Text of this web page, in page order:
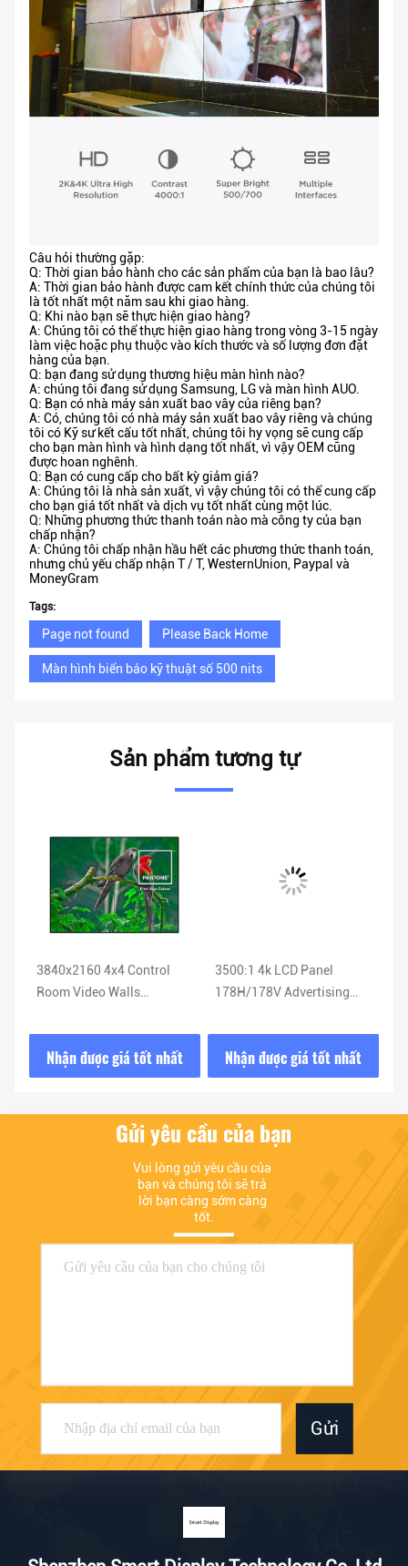
Câu hỏi thường gặp:
Q: Thời gian bảo hành cho các sản phẩm của bạn là bao lâu?
A: Thời gian bảo hành được cam kết chính thức của chúng tôi
là tốt nhất một năm sau khi giao hàng.
Q: Khi nào bạn sẽ thực hiện giao hàng?
A: Chúng tôi có thể thực hiện giao hàng trong vòng 3-15 ngày
làm việc hoặc phụ thuộc vào kích thước và số lượng đơn đặt
hàng của bạn.
Q: bạn đang sử dụng thương hiệu màn hình nào?
A: chúng tôi đang sử dụng Samsung, LG và màn hình AUO.
Q: Bạn có nhà máy sản xuất bao vây của riêng bạn?
A: Có, chúng tôi có nhà máy sản xuất bao vây riêng và chúng
tôi có Kỹ sư kết cấu tốt nhất, chúng tôi hy vọng sẽ cung cấp
cho bạn màn hình và hình dạng tốt nhất, vì vậy OEM cũng
được hoan nghênh.
Q: Bạn có cung cấp cho bất kỳ giảm giá?
A: Chúng tôi là nhà sản xuất, vì vậy chúng tôi có thể cung cấp
cho bạn giá tốt nhất và dịch vụ tốt nhất cùng một lúc.
Q: Những phương thức thanh toán nào mà công ty của bạn
chấp nhận?
A: Chúng tôi chấp nhận hầu hết các phương thức thanh toán,
nhưng chủ yếu chấp nhận T / T, WesternUnion, Paypal và
MoneyGram
Tags:
Page not found Please Back Home
Màn hình biển báo kỹ thuật số 500 nits
Sản phẩm tương tự
3840x2160 4x4 Control
Room Video Walls
Nhận được giá tốt nhất
3500:1 4k LCD Panel
178H/178V Advertising
Nhận được giá tốt nhất
Gửi yêu cầu của bạn
Vui lòng gửi yêu cầu của
bạn và chúng tôi sẽ trả
lời bạn càng sớm càng
tốt.
Gửi